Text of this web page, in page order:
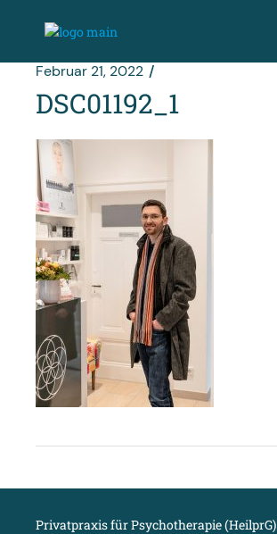
springen
Februar 21, 2022
DSC01192_1
Privatpraxis für Psychotherapie (HeilprG)